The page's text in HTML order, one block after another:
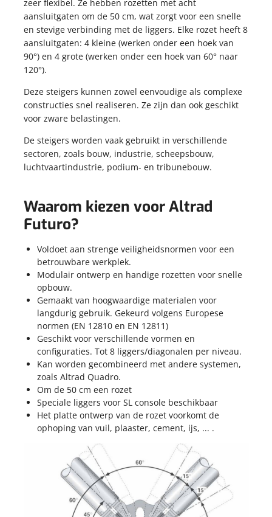
zeer flexibel. Ze hebben rozetten met acht
aansluitgaten om de 50 cm, wat zorgt voor een snelle
en stevige verbinding met de liggers. Elke rozet heeft 8
aansluitgaten: 4 kleine (werken onder een hoek van
90°) en 4 grote (werken onder een hoek van 60° naar
120°).
Deze steigers kunnen zowel eenvoudige als complexe
constructies snel realiseren. Ze zijn dan ook geschikt
voor zware belastingen.
De steigers worden vaak gebruikt in verschillende
sectoren, zoals bouw, industrie, scheepsbouw,
luchtvaartindustrie, podium- en tribunebouw.
Waarom kiezen voor Altrad
Futuro?
Voldoet aan strenge veiligheidsnormen voor een
betrouwbare werkplek.
Modulair ontwerp en handige rozetten voor snelle
opbouw.
Gemaakt van hoogwaardige materialen voor
langdurig gebruik. Gekeurd volgens Europese
normen (EN 12810 en EN 12811)
Geschikt voor verschillende vormen en
configuraties. Tot 8 liggers/diagonalen per niveau.
Kan worden gecombineerd met andere systemen,
zoals Altrad Quadro.
Om de 50 cm een rozet
Speciale liggers voor SL console beschikbaar
Het platte ontwerp van de rozet voorkomt de
ophoping van vuil, plaaster, cement, ijs, ... .